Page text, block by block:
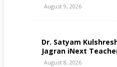
August 9, 2026
Dr. Satyam
Jagran iNext
August 8, 2026